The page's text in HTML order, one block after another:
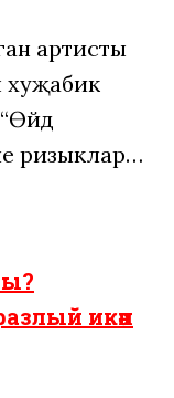
артисты
ризыклар…
икән